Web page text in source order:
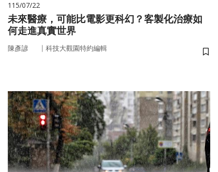
115/07/22
未來醫療，可能比電影更科幻？客製化治療如
何走進真實世界
陳彥諺 ｜ 科技大觀園特約編輯
儲